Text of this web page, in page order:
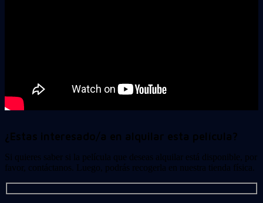
¿Estas interesado/a en alquilar esta película?
Si quieres saber si la película que deseas alquilar está disponible, por
favor, contáctanos. Luego, podrás recogerla en nuestra tienda física.